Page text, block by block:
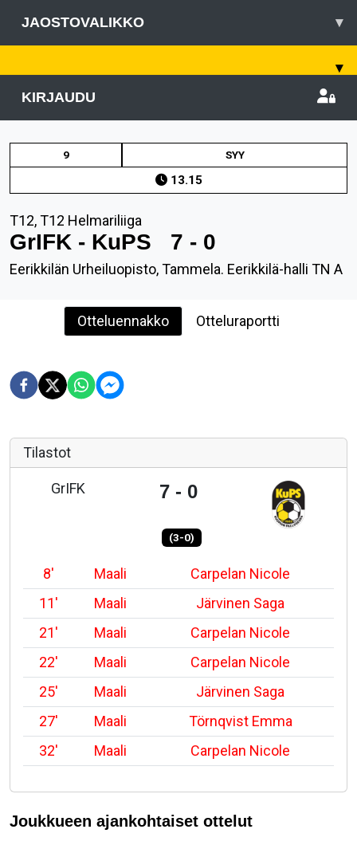
JAOSTOVALIKKO ▾
▾
KIRJAUDU
9 SYY
13.15
T12, T12 Helmariliiga
GrIFK - KuPS 7 - 0
Eerikkilän Urheiluopisto, Tammela. Eerikkilä-halli TN A
Otteluennakko Otteluraportti
Tilastot
GrIFK 7 - 0
(3-0)
8' Maali
Carpelan Nicole
11'
Maali
Järvinen Saga
21'
Maali
Carpelan Nicole
22'
Maali
Carpelan Nicole
25'
Maali
Järvinen Saga
27'
Maali
Törnqvist Emma
32'
Maali Carpelan Nicole
Joukkueen ajankohtaiset ottelut